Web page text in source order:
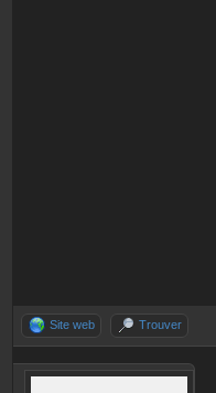
Site web Trouver